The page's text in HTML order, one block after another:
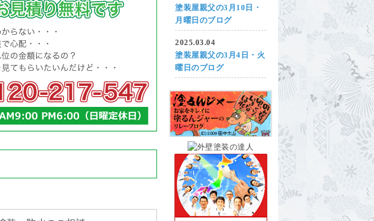
塗装屋親父の3月10日・
月曜日のブログ
2025.03.04
塗装屋親父の3月4日・火
曜日のブログ